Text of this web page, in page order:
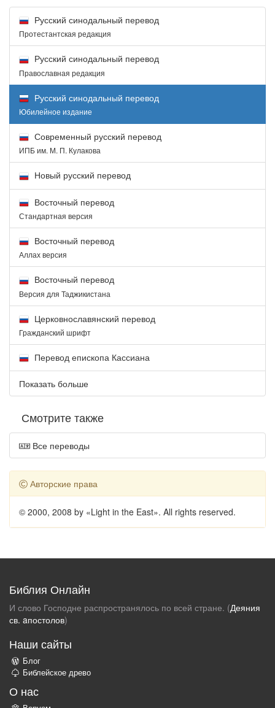
Русский синодальный перевод
Протестантская редакция
Русский синодальный перевод
Православная редакция
Русский синодальный перевод
Юбилейное издание
Современный русский перевод
ИПБ им. М. П. Кулакова
Новый русский перевод
Восточный перевод
Стандартная версия
Восточный перевод
Аллах версия
Восточный перевод
Версия для Таджикистана
Церковнославянский перевод
Гражданский шрифт
Перевод епископа Кассиана
Показать больше
Смотрите также
Все переводы
Авторские права
© 2000, 2008 by «Light in the East». All rights reserved.
Библия Онлайн
И слово Господне распространялось по всей стране. (Деяния
св. aпостолов)
Наши сайты
Блог
Библейское древо
О нас